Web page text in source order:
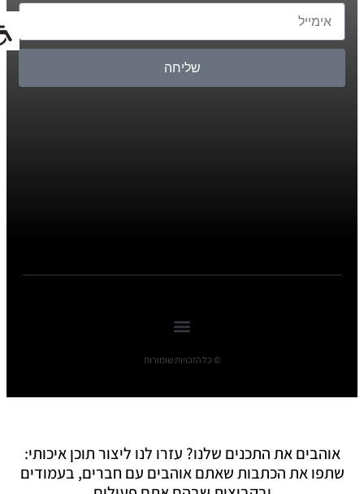
שליחה
© כל הזכויות שומורות
אוהבים את התכנים שלנו? עזרו לנו ליצור תוכן איכותי:
שתפו את הכתבות שאתם אוהבים עם חברים, בעמודים